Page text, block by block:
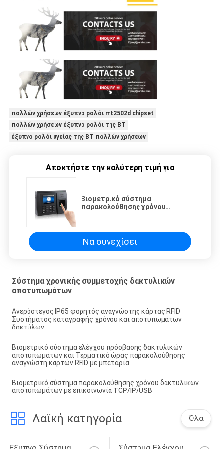
πολλών χρήσεων έξυπνο ρολόι mt2502d chipset
πολλών χρήσεων έξυπνο ρολόι της BT
έξυπνο ρολόι υγείας της BT πολλών χρήσεων
Αποκτήστε την καλύτερη τιμή για
Βιομετρικό σύστημα
παρακολούθησης χρόνου
Να συνεχίσει
Σύστημα χρονικής συμμετοχής δακτυλικών
αποτυπωμάτων
Ανερόστεγος IP65 φορητός αναγνώστης κάρτας RFID
Συστήματος καταγραφής χρόνου και αποτυπωμάτων
δακτύλων
Βιομετρικό σύστημα ελέγχου πρόσβασης δακτυλικών
αποτυπωμάτων και Τερματικό ώρας παρακολούθησης
αναγνώστη καρτών RFID με μπαταρία
Βιομετρικό σύστημα παρακολούθησης χρόνου δακτυλικών
αποτυπωμάτων με επικοινωνία TCP/IP/USB
Λαϊκή κατηγορία Όλα